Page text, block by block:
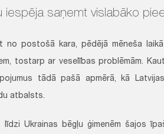
iespēja saņemt vislabāko
no postošā kara, pēdējā mēneša
tostarp ar veselības problēmām.
tādā pašā apmērā, kā
atbalsts.
līdzi Ukrainas bēgļu ģimenēm šajos